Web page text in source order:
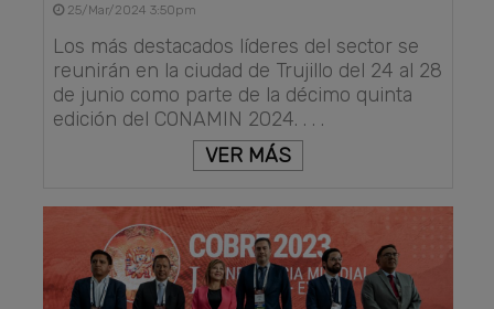
25/Mar/2024 3:50pm
Los más destacados líderes del sector se
reunirán en la ciudad de Trujillo del 24 al 28
de junio como parte de la décimo quinta
edición del CONAMIN 2024. . . .
VER MÁS